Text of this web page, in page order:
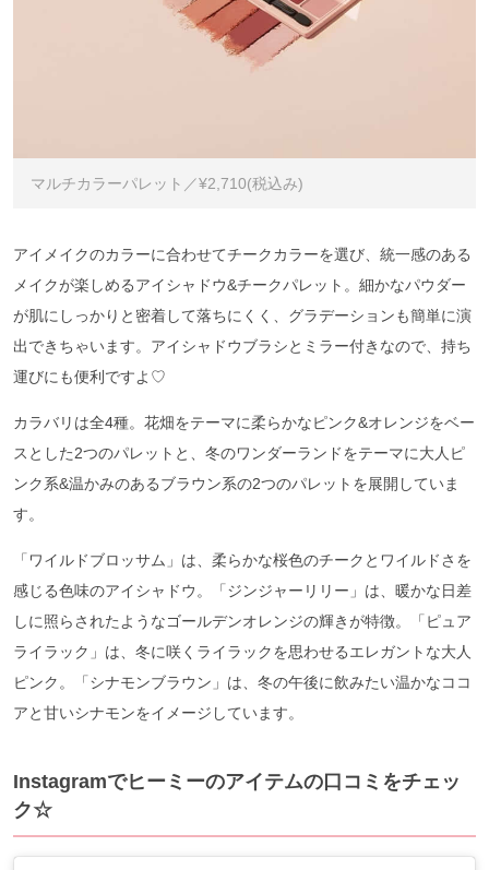
マルチカラーパレット／¥2,710(税込み)
アイメイクのカラーに合わせてチークカラーを選び、統一感のある
メイクが楽しめるアイシャドウ&チークパレット。細かなパウダー
が肌にしっかりと密着して落ちにくく、グラデーションも簡単に演
出できちゃいます。アイシャドウブラシとミラー付きなので、持ち
運びにも便利ですよ♡
カラバリは全4種。花畑をテーマに柔らかなピンク&オレンジをベー
スとした2つのパレットと、冬のワンダーランドをテーマに大人ピ
ンク系&温かみのあるブラウン系の2つのパレットを展開していま
す。
「ワイルドブロッサム」は、柔らかな桜色のチークとワイルドさを
感じる色味のアイシャドウ。「ジンジャーリリー」は、暖かな日差
しに照らされたようなゴールデンオレンジの輝きが特徴。「ピュア
ライラック」は、冬に咲くライラックを思わせるエレガントな大人
ピンク。「シナモンブラウン」は、冬の午後に飲みたい温かなココ
アと甘いシナモンをイメージしています。
Instagramでヒーミーのアイテムの口コミをチェッ
ク☆